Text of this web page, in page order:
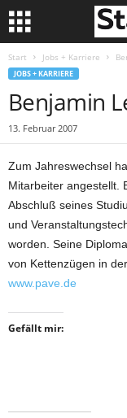
Start Jobs + Karriere
JOBS + KARRIERE
Benjamin
13. Februar 2007
Zum Jahreswechsel
Mitarbeiter angestellt.
Abschluß seines
und
worden. Seine
von Kettenzügen in
www.pave.de
Gefällt mir: